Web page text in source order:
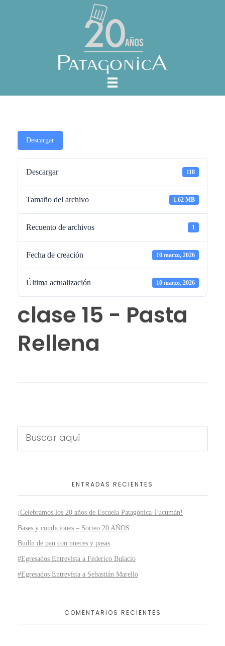
Descargar
Descargar 118
Tamaño del archivo 1.62 MB
Recuento de archivos 1
Fecha de creación 10 marzo, 2026
Última actualización 10 marzo, 2026
clase 15 - Pasta
Rellena
ENTRADAS RECIENTES
¡Celebramos los 20 años de Escuela Patagónica Tucumán!
Bases y condiciones – Sorteo 20 AÑOS
Budín de pan con nueces y pasas
#Egresados Entrevista a Federico Bulacio
#Egresados Entrevista a Sebastián Marello
COMENTARIOS RECIENTES